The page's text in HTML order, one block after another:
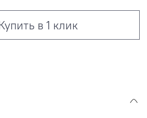
в 1 клик